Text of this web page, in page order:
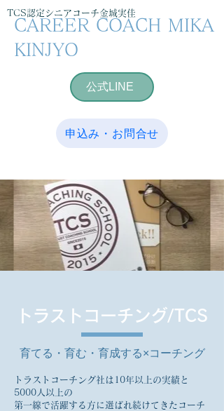
申込み・お問合せ
公式LINE
TCS認定シニアコーチ金城実佳
CAREER COACH MIKA
KINJYO
トラストコーチング/TCS
育てる・育む・育成する×コーチング
トラストコーチング社は10年以上の実績と
5000人以上の
第一線で活躍する方に選ばれ続けてきたコーチ